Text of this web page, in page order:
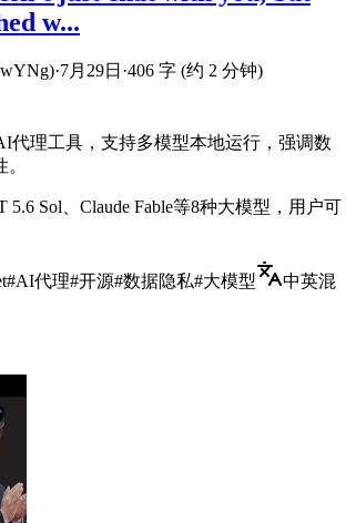
w...
·7月29日 ·406 字 (约 2 分钟)
代理工具，支持多模型本地运行，强调数
5.6 Sol、Claude Fable等8种大模型，用户可
#AI代理#开源#数据隐私#大模型
中英混